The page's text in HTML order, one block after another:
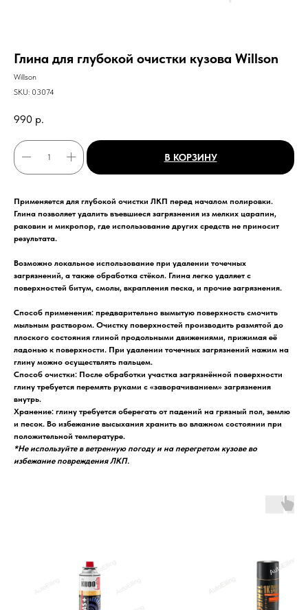
Глина для глубокой очистки кузова Willson
Willson
SKU: 03074
990 р.
В КОРЗИНУ
Применяется для глубокой очистки ЛКП перед началом полировки.
Глина позволяет удалить въевшиеся загрязнения из мелких царапин,
раковин и микропор, где использование других средств не приносит
результата.
Возможно локальное использование при удалении точечных
загрязнений, а также обработка стёкол. Глина легко удаляет с
поверхностей битум, смолы, вкрапления песка, и прочие загрязнения.
Способ применения: предварительно вымытую поверхность смочить
мыльным раствором. Очистку поверхностей производить размятой до
плоского состояния глиной продольными движениями, прижимая её
ладонью к поверхности. При удалении точечных загрязнений нажим на
глину можно осуществлять пальцем.
Способ очистки: После обработки участка загрязнённой поверхности
глину требуется перемять руками с «заворачиванием» загрязнения
внутрь.
Хранение: глину требуется оберегать от падений на грязный пол, землю
и песок. Во избежание высыхания хранить во влажном состоянии при
положительной температуре.
*Не используйте в ветренную погоду и на перегретом кузове во
избежание повреждения ЛКП.